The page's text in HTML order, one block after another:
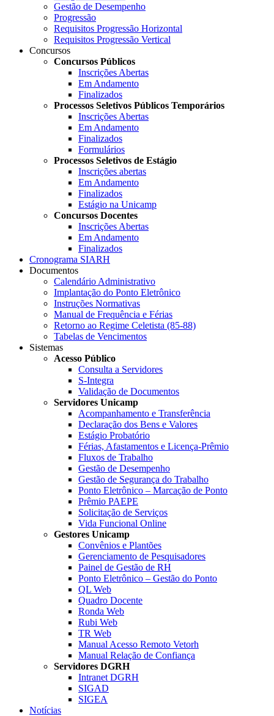
Gestão de Desempenho
Progressão
Requisitos Progressão Horizontal
Requisitos Progressão Vertical
Concursos
Concursos Públicos
Inscrições Abertas
Em Andamento
Finalizados
Processos Seletivos Públicos Temporários
Inscrições Abertas
Em Andamento
Finalizados
Formulários
Processos Seletivos de Estágio
Inscrições abertas
Em Andamento
Finalizados
Estágio na Unicamp
Concursos Docentes
Inscrições Abertas
Em Andamento
Finalizados
Cronograma SIARH
Documentos
Calendário Administrativo
Implantação do Ponto Eletrônico
Instruções Normativas
Manual de Frequência e Férias
Retorno ao Regime Celetista (85-88)
Tabelas de Vencimentos
Sistemas
Acesso Público
Consulta a Servidores
S-Integra
Validação de Documentos
Servidores Unicamp
Acompanhamento e Transferência
Declaração dos Bens e Valores
Estágio Probatório
Férias, Afastamentos e Licença-Prêmio
Fluxos de Trabalho
Gestão de Desempenho
Gestão de Segurança do Trabalho
Ponto Eletrônico – Marcação de Ponto
Prêmio PAEPE
Solicitação de Serviços
Vida Funcional Online
Gestores Unicamp
Convênios e Plantões
Gerenciamento de Pesquisadores
Painel de Gestão de RH
Ponto Eletrônico – Gestão do Ponto
QL Web
Quadro Docente
Ronda Web
Rubi Web
TR Web
Manual Acesso Remoto Vetorh
Manual Relação de Confiança
Servidores DGRH
Intranet DGRH
SIGAD
SIGEA
Notícias